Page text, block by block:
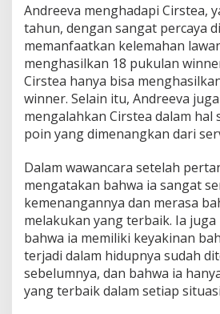
Andreeva menghadapi Cirstea,
tahun, dengan sangat percaya
memanfaatkan kelemahan
menghasilkan 18 pukulan
Cirstea hanya bisa
winner. Selain itu, Andreeva
mengalahkan Cirstea dalam hal
poin yang dimenangkan dari
Dalam wawancara setelah
mengatakan bahwa ia sangat
kemenangannya dan merasa
melakukan yang terbaik. Ia
bahwa ia memiliki keyakinan
terjadi dalam hidupnya sudah
sebelumnya, dan bahwa ia
yang terbaik dalam setiap